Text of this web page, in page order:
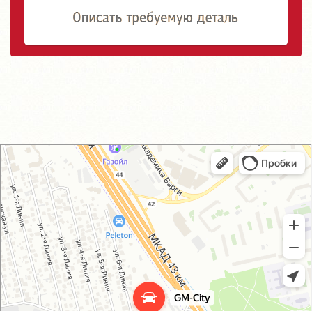
GM-City&VAG-Repair
Автосервис, автотехцентр в Москве
Магазин автозапчастей и автотоваров в Москве